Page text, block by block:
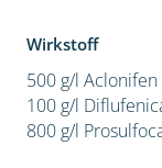
Wirkstoff
500 g/l Aclonifen
100 g/l
800 g/l